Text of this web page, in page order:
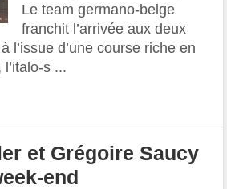
Le team germano-belge
franchit l’arrivée aux deux
l’issue d’une course riche en
s ...
et Grégoire Saucy
end